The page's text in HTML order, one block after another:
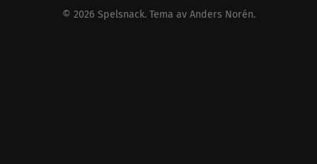
© 2026 Spelsnack. Tema av Anders Norén.